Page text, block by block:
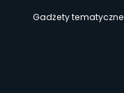
Gadżety tematyczne